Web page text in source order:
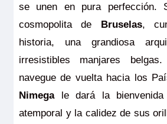
se unen en pura perfección.
cosmopolita de Bruselas,
historia, una grandiosa
irresistibles manjares
navegue de vuelta hacia los
Nimegale dará la bienvenida
atemporal y la calidez de sus